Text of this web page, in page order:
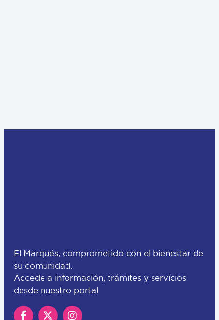
El Marqués, comprometido con el bienestar de
su comunidad.
Accede a información, trámites y servicios
desde nuestro portal